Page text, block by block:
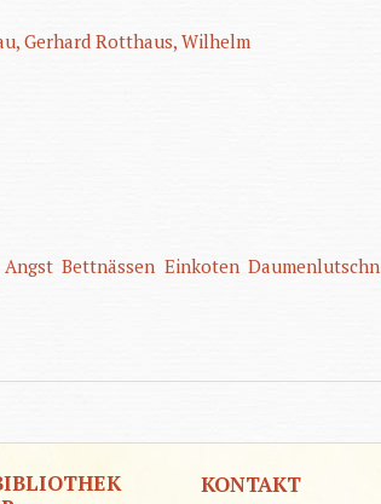
Gerhard Rotthaus, Wilhelm
Angst Bettnässen Einkoten Daumenlutschn
KONTAKT